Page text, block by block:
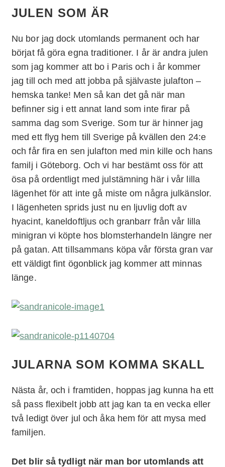
JULEN SOM ÄR
Nu bor jag dock utomlands permanent och har
börjat få göra egna traditioner. I år är andra julen
som jag kommer att bo i Paris och i år kommer
jag till och med att jobba på självaste julafton –
hemska tanke! Men så kan det gå när man
befinner sig i ett annat land som inte firar på
samma dag som Sverige. Som tur är hinner jag
med ett flyg hem till Sverige på kvällen den 24:e
och får fira en sen julafton med min kille och hans
familj i Göteborg. Och vi har bestämt oss för att
ösa på ordentligt med julstämning här i vår lilla
lägenhet för att inte gå miste om några julkänslor.
I lägenheten sprids just nu en ljuvlig doft av
hyacint, kaneldoftljus och granbarr från vår lilla
minigran vi köpte hos blomsterhandeln längre ner
på gatan. Att tillsammans köpa vår första gran var
ett väldigt fint ögonblick jag kommer att minnas
länge.
JULARNA SOM KOMMA SKALL
Nästa år, och i framtiden, hoppas jag kunna ha ett
så pass flexibelt jobb att jag kan ta en vecka eller
två ledigt över jul och åka hem för att mysa med
familjen.
Det blir så tydligt när man bor utomlands att